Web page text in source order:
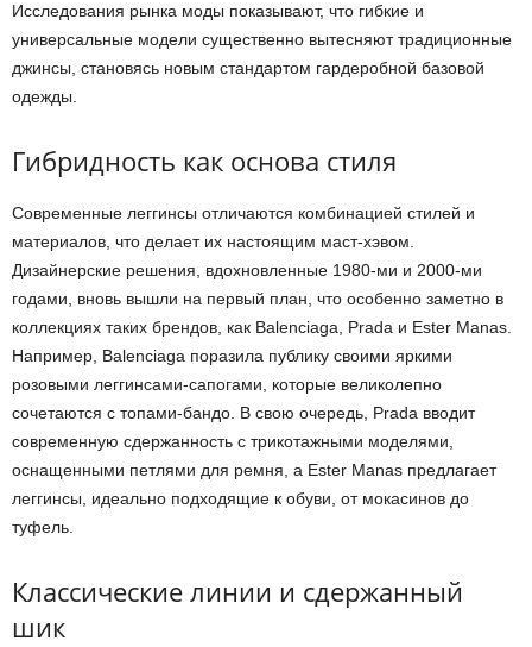
Исследования рынка моды показывают, что гибкие и
универсальные модели существенно вытесняют традиционные
джинсы, становясь новым стандартом гардеробной базовой
одежды.
Гибридность как основа стиля
Современные леггинсы отличаются комбинацией стилей и
материалов, что делает их настоящим маст-хэвом.
Дизайнерские решения, вдохновленные 1980-ми и 2000-ми
годами, вновь вышли на первый план, что особенно заметно в
коллекциях таких брендов, как Balenciaga, Prada и Ester Manas.
Например, Balenciaga поразила публику своими яркими
розовыми леггинсами-сапогами, которые великолепно
сочетаются с топами-бандо. В свою очередь, Prada вводит
современную сдержанность с трикотажными моделями,
оснащенными петлями для ремня, а Ester Manas предлагает
леггинсы, идеально подходящие к обуви, от мокасинов до
туфель.
Классические линии и сдержанный
шик